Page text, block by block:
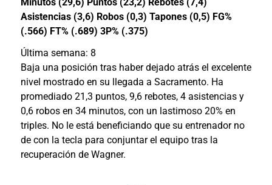
Asistencias (3,6) Robos (0,3) Tapones (0,5) FG%
(.566) FT% (.689) 3P% (.375)
Última semana: 8
Baja una posición tras haber dejado atrás el excelente
nivel mostrado en su llegada a Sacramento. Ha
promediado 21,3 puntos, 9,6 rebotes, 4 asistencias y
0,6 robos en 34 minutos, con un lastimoso 20% en
triples. No le está beneficiando que su entrenador no
de con la tecla para conjuntar el equipo tras la
recuperación de Wagner.